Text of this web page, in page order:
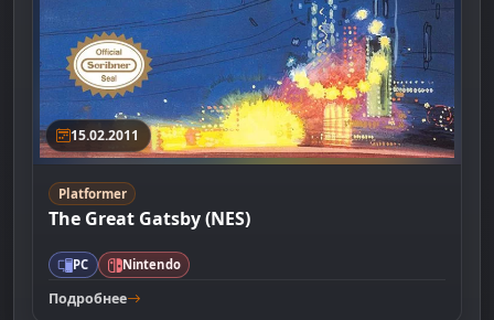
15.02.2011
Platformer
The Great Gatsby (NES)
PC Nintendo
Подробнее